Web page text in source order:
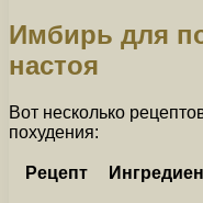
Имбирь для
настоя
Вот несколько
похудения:
Рецепт